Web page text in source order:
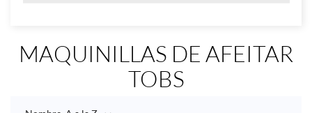
MAQUINILLAS DE AFEITAR
TOBS